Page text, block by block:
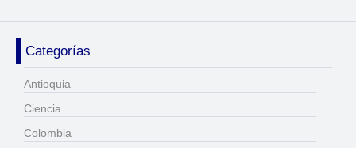
Categorías
Antioquia
Ciencia
Colombia